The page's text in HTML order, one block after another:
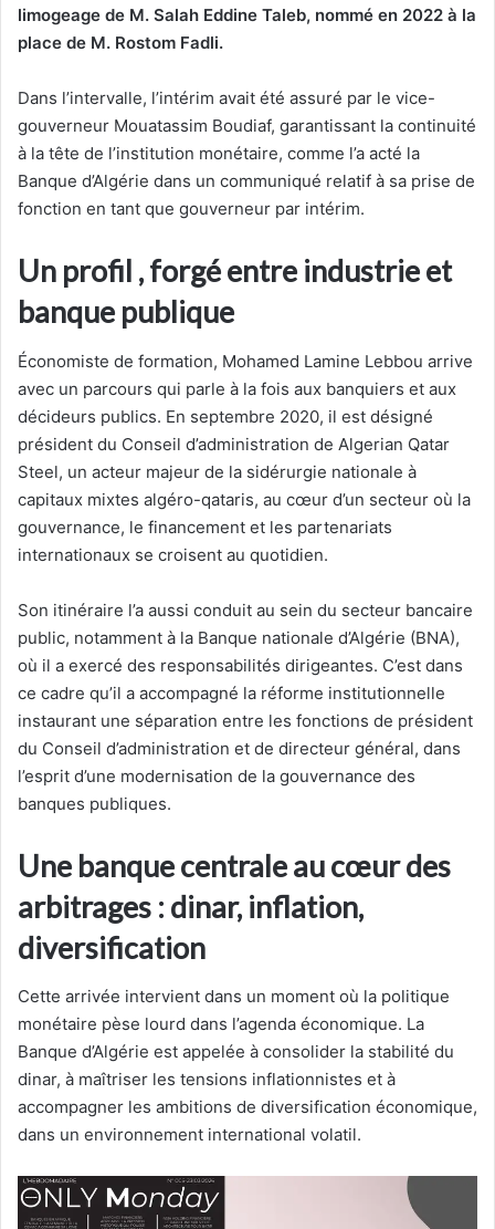
limogeage de M. Salah Eddine Taleb, nommé en 2022 à la
place de M. Rostom Fadli.
Dans l’intervalle, l’intérim avait été assuré par le vice-
gouverneur Mouatassim Boudiaf, garantissant la continuité
à la tête de l’institution monétaire, comme l’a acté la
Banque d’Algérie dans un communiqué relatif à sa prise de
fonction en tant que gouverneur par intérim.
Un profil , forgé entre industrie et
banque publique
Économiste de formation, Mohamed Lamine Lebbou arrive
avec un parcours qui parle à la fois aux banquiers et aux
décideurs publics. En septembre 2020, il est désigné
président du Conseil d’administration de Algerian Qatar
Steel, un acteur majeur de la sidérurgie nationale à
capitaux mixtes algéro-qataris, au cœur d’un secteur où la
gouvernance, le financement et les partenariats
internationaux se croisent au quotidien.
Son itinéraire l’a aussi conduit au sein du secteur bancaire
public, notamment à la Banque nationale d’Algérie (BNA),
où il a exercé des responsabilités dirigeantes. C’est dans
ce cadre qu’il a accompagné la réforme institutionnelle
instaurant une séparation entre les fonctions de président
du Conseil d’administration et de directeur général, dans
l’esprit d’une modernisation de la gouvernance des
banques publiques.
Une banque centrale au cœur des
arbitrages : dinar, inflation,
diversification
Cette arrivée intervient dans un moment où la politique
monétaire pèse lourd dans l’agenda économique. La
Banque d’Algérie est appelée à consolider la stabilité du
dinar, à maîtriser les tensions inflationnistes et à
accompagner les ambitions de diversification économique,
dans un environnement international volatil.